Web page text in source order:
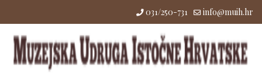
031/250-731 info@muih.hr